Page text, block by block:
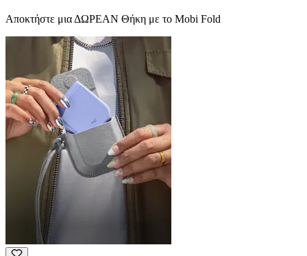
Αποκτήστε μια ΔΩΡΕΑΝ Θήκη με το Mobi Fold